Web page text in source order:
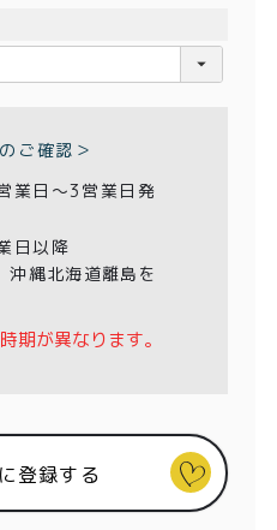
ご確認＞
業日〜3営業日発
日以降
沖縄北海道離島を
期が異なります。
登録する